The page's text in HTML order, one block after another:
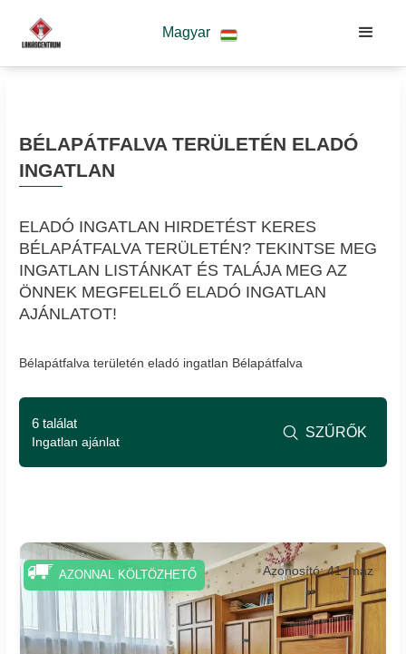
Magyar
BÉLAPÁTFALVA TERÜLETÉN ELADÓ
INGATLAN
ELADÓ INGATLAN HIRDETÉST KERES
BÉLAPÁTFALVA TERÜLETÉN? TEKINTSE MEG
INGATLAN LISTÁNKAT ÉS TALÁJA MEG AZ
ÖNNEK MEGFELELŐ ELADÓ INGATLAN
AJÁNLATOT!
Bélapátfalva területén eladó ingatlan Bélapátfalva
Azonosító: 41_maz
AZONNAL KÖLTÖZHETŐ
6 találat
Ingatlan ajánlat
 SZŰRŐK